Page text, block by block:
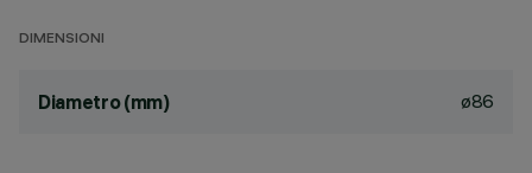
DIMENSIONI
Diametro (mm) ø86